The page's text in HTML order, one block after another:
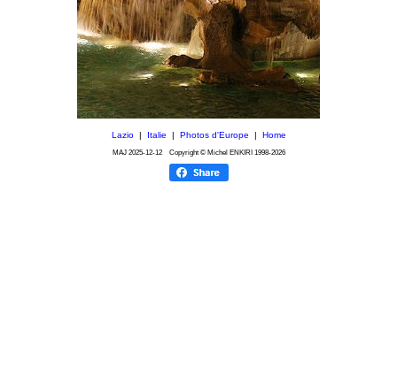
Lazio| Italie Photos d'Europe Home
MAJ 2025-12-12Copyright © Michel ENKIRI 1998-2026